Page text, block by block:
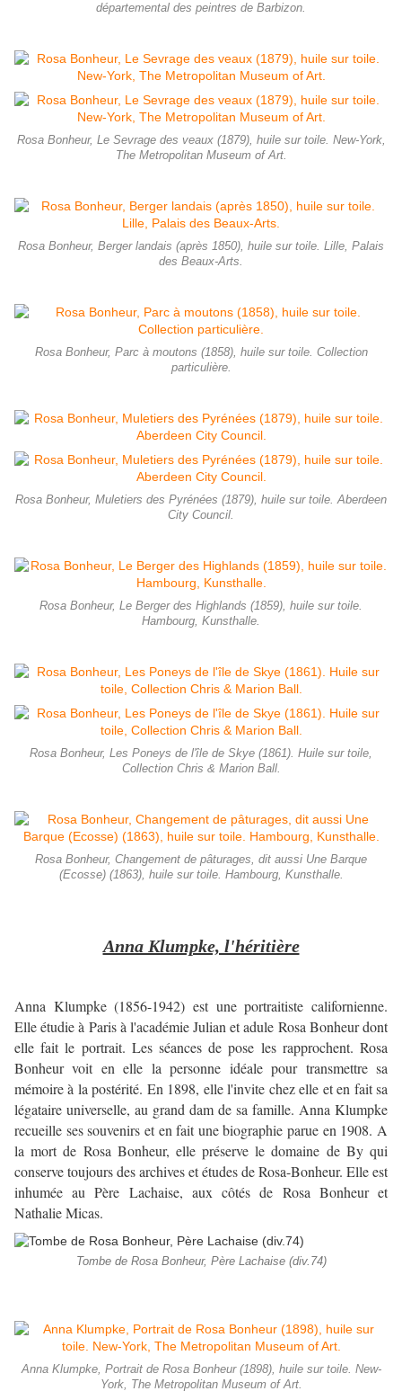
départemental des peintres de Barbizon.
Rosa Bonheur, Le Sevrage des veaux (1879), huile sur toile. New-York,
The Metropolitan Museum of Art.
Rosa Bonheur, Berger landais (après 1850), huile sur toile. Lille, Palais
des Beaux-Arts.
Rosa Bonheur, Parc à moutons (1858), huile sur toile. Collection
particulière.
Rosa Bonheur, Muletiers des Pyrénées (1879), huile sur toile. Aberdeen
City Council.
Rosa Bonheur, Le Berger des Highlands (1859), huile sur toile.
Hambourg, Kunsthalle.
Rosa Bonheur, Les Poneys de l'île de Skye (1861). Huile sur toile,
Collection Chris & Marion Ball.
Rosa Bonheur, Changement de pâturages, dit aussi Une Barque
(Ecosse) (1863), huile sur toile. Hambourg, Kunsthalle.
Anna Klumpke, l'héritière
Anna Klumpke (1856-1942) est une portraitiste californienne.
Elle étudie à Paris à l'académie Julian et adule Rosa Bonheur dont
elle fait le portrait. Les séances de pose les rapprochent. Rosa
Bonheur voit en elle la personne idéale pour transmettre sa
mémoire à la postérité. En 1898, elle l'invite chez elle et en fait sa
légataire universelle, au grand dam de sa famille. Anna Klumpke
recueille ses souvenirs et en fait une biographie parue en 1908. A
la mort de Rosa Bonheur, elle préserve le domaine de By qui
conserve toujours des archives et études de Rosa-Bonheur. Elle est
inhumée au Père Lachaise, aux côtés de Rosa Bonheur et
Nathalie Micas.
Tombe de Rosa Bonheur, Père Lachaise (div.74)
Anna Klumpke, Portrait de Rosa Bonheur (1898), huile sur toile. New-
York, The Metropolitan Museum of Art.